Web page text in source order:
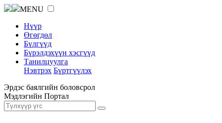
MENU
Нүүр
Өгөгдөл
Бүлгүүд
Бүрэлдэхүүн хэсгүүд
Танилцуулга
Нэвтрэх Бүртгүүлэх
Эрдэс баялгийн боловсрол
Мэдлэгийн Портал